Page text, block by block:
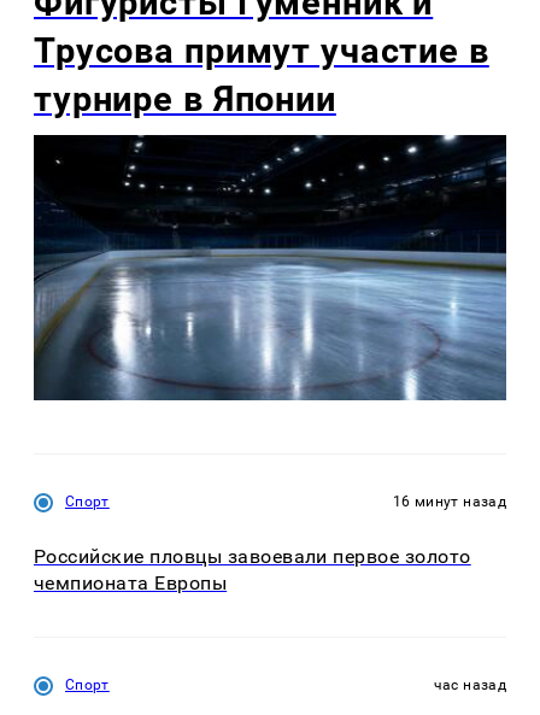
Трусова примут участие в
турнире в Японии
Спорт 16 минут назад
Российские пловцы завоевали первое золото
чемпионата Европы
Спорт час назад